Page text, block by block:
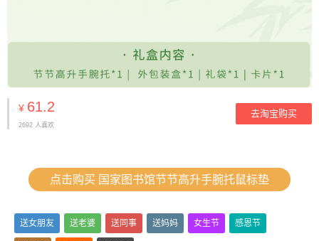
¥ 61.2
2692 人喜欢
去淘宝购买
点击购买 国家图书馆节节高升手腕托鼠标垫
送女朋友 送老婆 送同事 送妈妈 女生节 感恩节